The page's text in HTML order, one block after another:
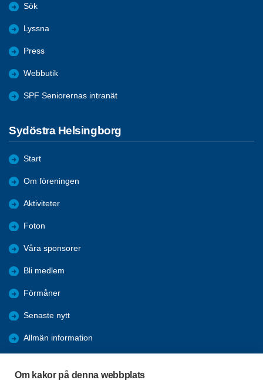
Om kakor på denna webbplats
Sök
Lyssna
Press
Webbutik
SPF Seniorernas intranät
Sydöstra Helsingborg
Start
Om föreningen
Aktiviteter
Foton
Våra sponsorer
Bli medlem
Förmåner
Senaste nytt
Allmän information